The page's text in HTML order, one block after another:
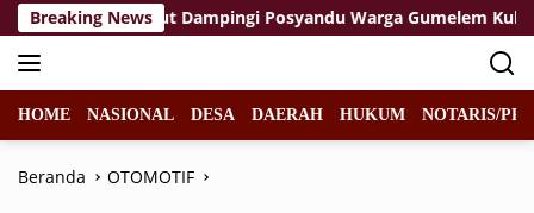
Langsung
ke
konten
Breaking News
Wahid Turut Dampingi Posyandu Warga Gumelem Kulon
HOME NASIONAL DESA DAERAH HUKUM NOTARIS/
Beranda OTOMOTIF